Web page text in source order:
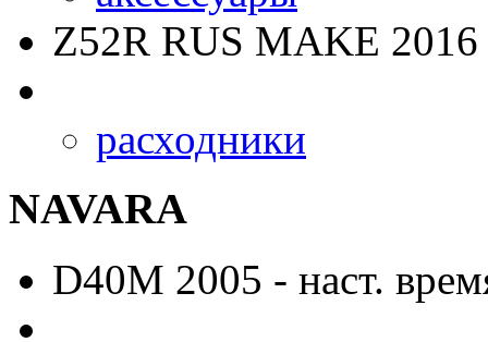
Z52R RUS MAKE 2016
расходники
NAVARA
D40M 2005 - наст.